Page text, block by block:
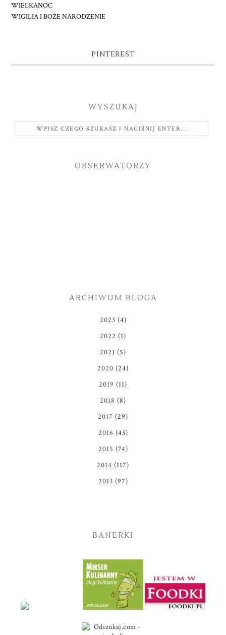
WIELKANOC
WIGILIA I BOŻE NARODZENIE
PINTEREST
WYSZUKAJ
OBSERWATORZY
ARCHIWUM BLOGA
2023 (4)
2022 (1)
2021 (5)
2020 (24)
2019 (11)
2018 (8)
2017 (29)
2016 (43)
2015 (74)
2014 (117)
2013 (97)
BANERKI